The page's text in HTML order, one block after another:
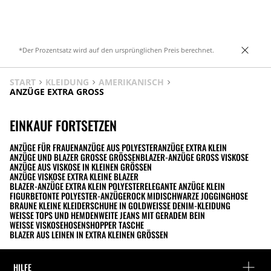
*Der Prozentsatz wird auf den ursprünglichen Preis berechnet.
START KLEIDUNG
AMERIKANISCH
ANZÜGE EXTRA GROSS
EINKAUF FORTSETZEN
ANZÜGE FÜR FRAUENANZÜGE AUS POLYESTERANZÜGE EXTRA KLEIN
ANZÜGE UND BLAZER GROSSE GRÖSSEN BLAZER-ANZÜGE GROSS VISKOSE
ANZÜGE AUS VISKOSE IN KLEINEN GRÖSSEN
ANZÜGE VISKOSE EXTRA KLEINE BLAZER
BLAZER-ANZÜGE EXTRA KLEIN POLYESTERELEGANTE ANZÜGE KLEIN
FIGURBETONTE POLYESTER-ANZÜGEROCK MIDISCHWARZE JOGGINGHOSE
BRAUNE KLEINE KLEIDERSCHUHE IN GOLDWEISSE DENIM-KLEIDUNG
WEISSE TOPS UND HEMDEN WEITE JEANS MIT GERADEM BEIN
WEISSE VISKOSEHOSEN SHOPPER TASCHE
BLAZER AUS LEINEN IN EXTRA KLEINEN GRÖSSEN
HILFE